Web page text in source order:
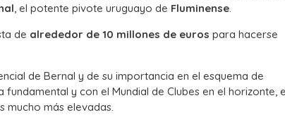
, el potente pivote uruguayo de Fluminense.
de alrededor de 10 millones de euros para hacerse
de Bernal y de su importancia en el esquema de
y con el Mundial de Clubes en el horizonte,
mucho más elevadas.